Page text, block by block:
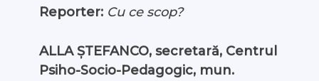
Reporter: Cu ce scop?
ALLA ȘTEFANCO, secretară, Centrul
Psiho-Socio-Pedagogic, mun.